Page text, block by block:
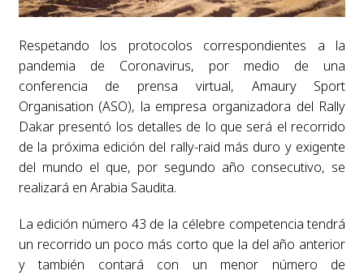
Respetando los protocolos correspondientes a la
pandemia de Coronavirus, por medio de una
conferencia de prensa virtual, Amaury Sport
Organisation (ASO), la empresa organizadora del Rally
Dakar presentó los detalles de lo que será el recorrido
de la próxima edición del rally-raid más duro y exigente
del mundo el que, por segundo año consecutivo, se
realizará en Arabia Saudita.
La edición número 43 de la célebre competencia tendrá
un recorrido un poco más corto que la del año anterior
y también contará con un menor número de